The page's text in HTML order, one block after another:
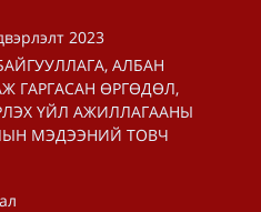
2023
АЛБАН
ГАРГАСАН ӨРГӨДӨЛ,
ҮЙЛ АЖИЛЛАГААНЫ
МЭДЭЭНИЙ ТОВЧ